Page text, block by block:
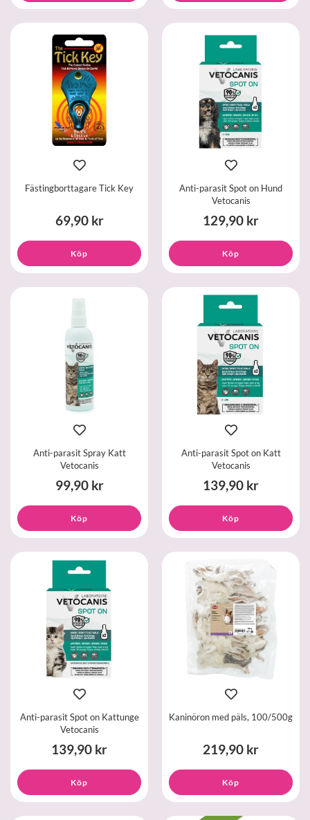
Fästingborttagare Tick Key
69,90 kr
Köp
Anti-parasit Spot on Hund
Vetocanis
129,90 kr
Köp
Anti-parasit Spray Katt
Vetocanis
99,90 kr
Köp
Anti-parasit Spot on Katt
Vetocanis
139,90 kr
Köp
Anti-parasit Spot on Kattunge
Vetocanis
139,90 kr
Köp
Kaninöron med päls, 100/500g
219,90 kr
Köp